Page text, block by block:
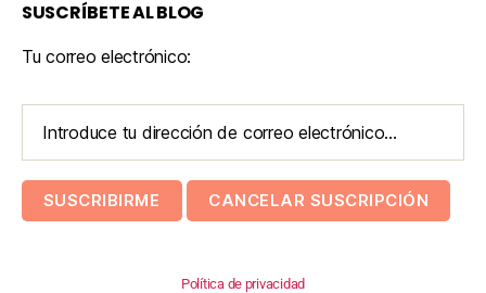
SUSCRÍBETE AL BLOG
Tu correo electrónico:
Política de privacidad